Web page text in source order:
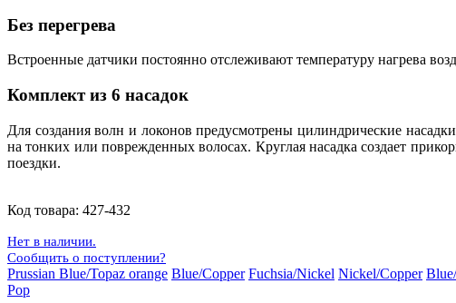
Без перегрева
Встроенные датчики постоянно отслеживают температуру нагрева
Комплект из 6 насадок
Для создания волн и локонов предусмотрены цилиндрические
на тонких или поврежденных волосах. Круглая насадка создает
поездки.
Код товара: 427-432
Нет в наличии.
Сообщить о поступлении?
Prussian Blue/Topaz orange Blue/Copper Fuchsia/Nickel Nickel/Copper
Pop